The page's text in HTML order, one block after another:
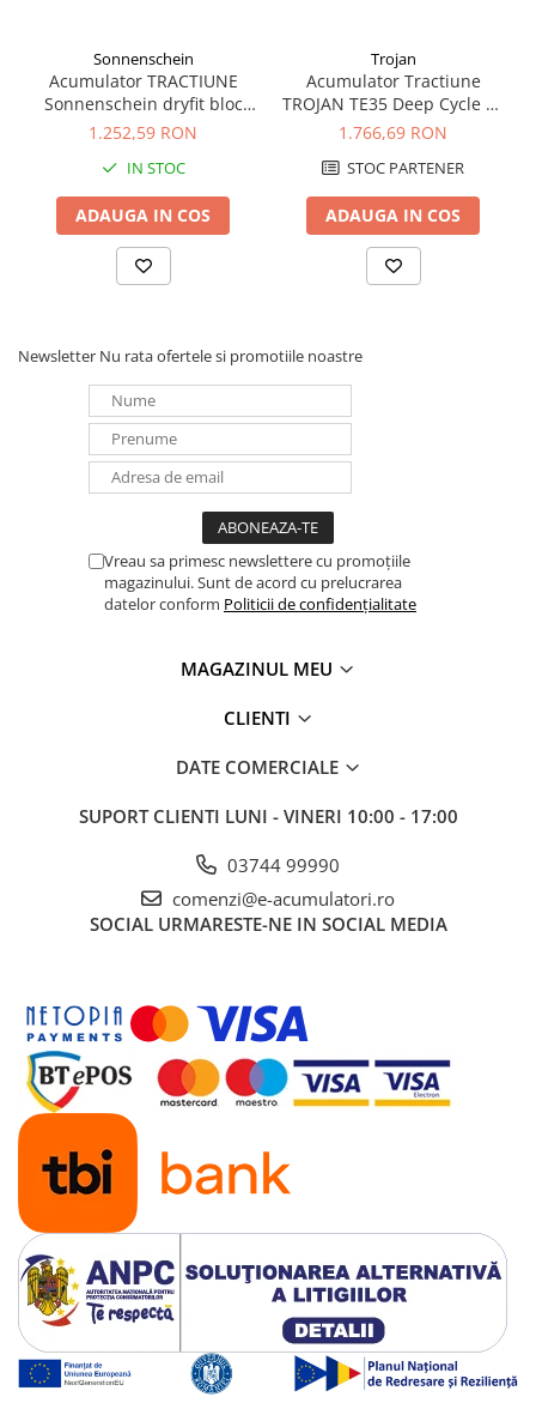
Sonnenschein
Acumulator TRACTIUNE
Sonnenschein dryfit bloc
GF12050V 12V 56 AH
1.252,59 RON
IN STOC
ADAUGA IN COS
Trojan
Acumulator Tractiune
TROJAN TE35 Deep Cycle 6V
245 Ah
1.766,69 RON
STOC PARTENER
ADAUGA IN COS
Newsletter Nu rata ofertele si promotiile noastre
Vreau sa primesc newslettere cu promoțiile
magazinului. Sunt de acord cu prelucrarea
datelor conform Politicii de confidențialitate
MAGAZINUL MEU
CLIENTI
DATE COMERCIALE
SUPORT CLIENTI LUNI - VINERI 10:00 - 17:00
03744 99990
comenzi@e-acumulatori.ro
SOCIAL URMARESTE-NE IN SOCIAL MEDIA